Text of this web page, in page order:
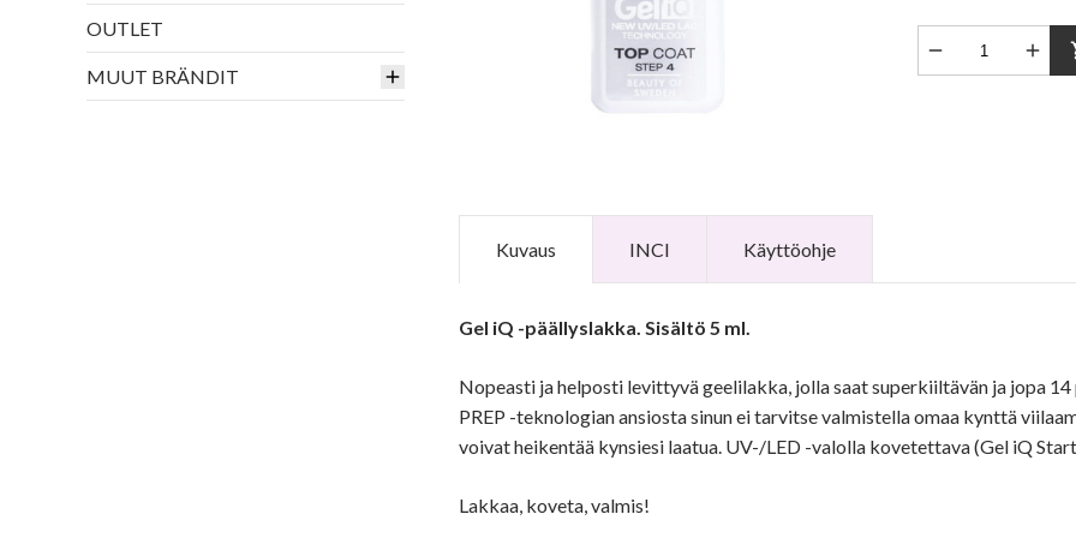
OUTLET
MUUT BRÄNDIT
 
Kuvaus INCI Käyttöohje
Gel iQ -päällyslakka. Sisältö 5 ml.
Nopeasti ja helposti levittyvä geelilakka, jolla saat superkiiltävän ja jopa
PREP -teknologian ansiosta sinun ei tarvitse valmistella omaa kynttä
voivat heikentää kynsiesi laatua. UV-/LED -valolla kovetettava (Gel iQ
Lakkaa, koveta, valmis!